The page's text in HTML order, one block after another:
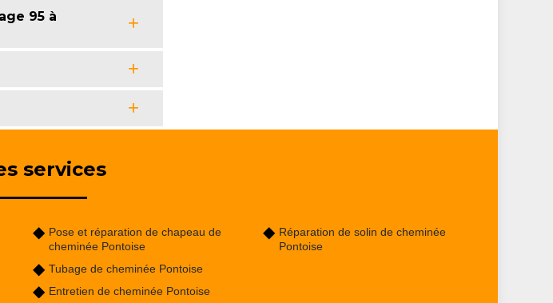
95 à
services
Pose et réparation de chapeau de
cheminée Pontoise
Tubage de cheminée Pontoise
Entretien de cheminée Pontoise
Réparation de solin de cheminée
Pontoise